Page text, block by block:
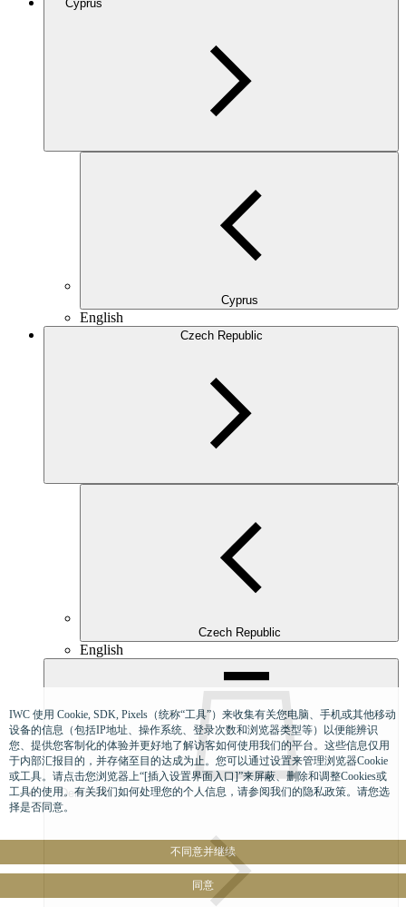
Cyprus
Cyprus
English
Czech Republic
Czech Republic
English
Denmark
IWC 使用 Cookie, SDK, Pixels（统称“工具”）来收集有关您电脑、手机或其他移动
设备的信息（包括IP地址、操作系统、登录次数和浏览器类型等）以便能辨识
您、提供您客制化的体验并更好地了解访客如何使用我们的平台。这些信息仅用
于内部汇报目的，并存储至目的达成为止。您可以通过设置来管理浏览器Cookie
或工具。请点击您浏览器上“[插入设置界面入口]”来屏蔽、删除和调整Cookies或
工具的使用。有关我们如何处理您的个人信息，请参阅我们的隐私政策。请您选
择是否同意。
不同意并继续
同意